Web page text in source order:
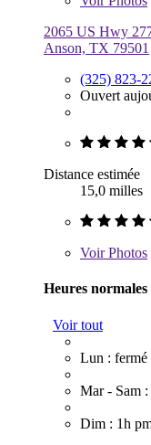
2065 US Hwy
Anson, TX 79501
(325) 823-
Ouvert
Distance estimée
15,0 milles
VoirPhotos
Heures normales
Voir tout
Lun : fermé
Mar - Sam
Dim : 1h